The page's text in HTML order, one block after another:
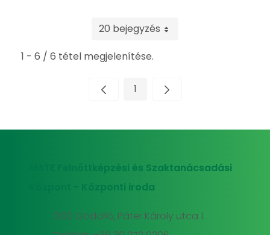
20 bejegyzés
1 - 6 / 6 tétel megjelenítése.
Oldal
1
MATE Felnőttképzési és Szaktanácsadási
Központ - Központi iroda
2100 Gödöllő, Páter Károly utca 1.